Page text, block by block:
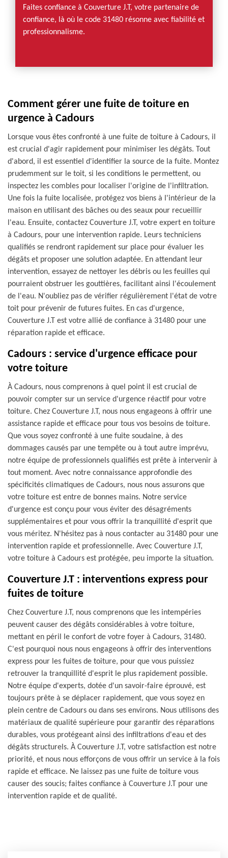
Faites confiance à Couverture J.T, votre partenaire de
confiance, là où le code 31480 résonne avec fiabilité et
professionnalisme.
Comment gérer une fuite de toiture en
urgence à Cadours
Lorsque vous êtes confronté à une fuite de toiture à Cadours, il
est crucial d'agir rapidement pour minimiser les dégâts. Tout
d'abord, il est essentiel d'identifier la source de la fuite. Montez
prudemment sur le toit, si les conditions le permettent, ou
inspectez les combles pour localiser l'origine de l'infiltration.
Une fois la fuite localisée, protégez vos biens à l'intérieur de la
maison en utilisant des bâches ou des seaux pour recueillir
l'eau. Ensuite, contactez Couverture J.T, votre expert en toiture
à Cadours, pour une intervention rapide. Leurs techniciens
qualifiés se rendront rapidement sur place pour évaluer les
dégâts et proposer une solution adaptée. En attendant leur
intervention, essayez de nettoyer les débris ou les feuilles qui
pourraient obstruer les gouttières, facilitant ainsi l'écoulement
de l'eau. N'oubliez pas de vérifier régulièrement l'état de votre
toit pour prévenir de futures fuites. En cas d'urgence,
Couverture J.T est votre allié de confiance à 31480 pour une
réparation rapide et efficace.
Cadours : service d'urgence efficace pour
votre toiture
À Cadours, nous comprenons à quel point il est crucial de
pouvoir compter sur un service d'urgence réactif pour votre
toiture. Chez Couverture J.T, nous nous engageons à offrir une
assistance rapide et efficace pour tous vos besoins de toiture.
Que vous soyez confronté à une fuite soudaine, à des
dommages causés par une tempête ou à tout autre imprévu,
notre équipe de professionnels qualifiés est prête à intervenir à
tout moment. Avec notre connaissance approfondie des
spécificités climatiques de Cadours, nous nous assurons que
votre toiture est entre de bonnes mains. Notre service
d'urgence est conçu pour vous éviter des désagréments
supplémentaires et pour vous offrir la tranquillité d'esprit que
vous méritez. N'hésitez pas à nous contacter au 31480 pour une
intervention rapide et professionnelle. Avec Couverture J.T,
votre toiture à Cadours est protégée, peu importe la situation.
Couverture J.T : interventions express pour
fuites de toiture
Chez Couverture J.T, nous comprenons que les intempéries
peuvent causer des dégâts considérables à votre toiture,
mettant en péril le confort de votre foyer à Cadours, 31480.
C'est pourquoi nous nous engageons à offrir des interventions
express pour les fuites de toiture, pour que vous puissiez
retrouver la tranquillité d'esprit le plus rapidement possible.
Notre équipe d'experts, dotée d'un savoir-faire éprouvé, est
toujours prête à se déplacer rapidement, que vous soyez en
plein centre de Cadours ou dans ses environs. Nous utilisons des
matériaux de qualité supérieure pour garantir des réparations
durables, vous protégeant ainsi des infiltrations d'eau et des
dégâts structurels. À Couverture J.T, votre satisfaction est notre
priorité, et nous nous efforçons de vous offrir un service à la fois
rapide et efficace. Ne laissez pas une fuite de toiture vous
causer des soucis; faites confiance à Couverture J.T pour une
intervention rapide et de qualité.